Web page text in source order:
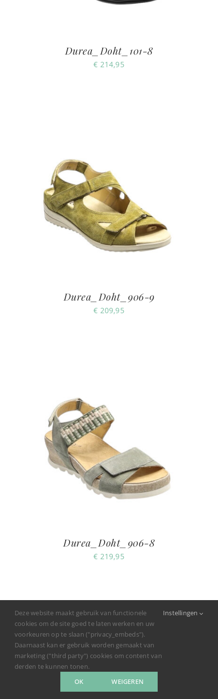
Durea_Doht_101-8
€ 214,95
Durea_Doht_906-9
€ 209,95
Durea_Doht_906-8
€ 219,95
Deze website maakt gebruik van functionele
cookies om de site goed te laten werken en uw
voorkeuren op te slaan ("privacy_embeds").
Daarnaast kan er gebruik worden gemaakt van
marketing ("third party") cookies om content van
derden te kunnen tonen.
Instellingen
OK WEIGEREN